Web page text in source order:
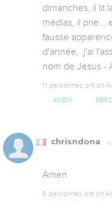
dimanches, il lit
médias, il prie...
fausse
d'année,  j'ai
nom de Jésus -
11 personnes ont dit
AMEN
chrisndona Il
Amen
6 personnes ont dit